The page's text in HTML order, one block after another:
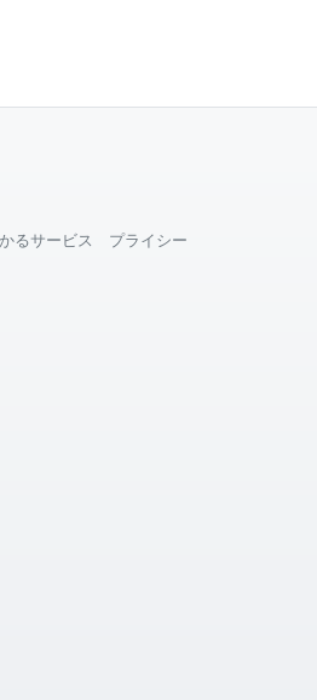
るサービス プライシー